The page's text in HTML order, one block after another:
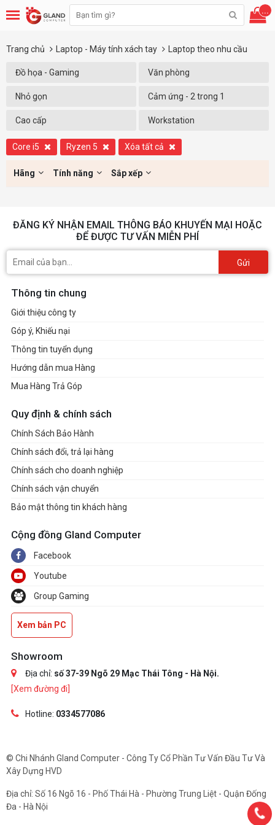
...
Trang chủ Laptop - Máy tính xách tay Laptop theo nhu cầu
Đồ họa - Gaming Văn phòng
Nhỏ gọn Cảm ứng - 2 trong 1
Cao cấp Workstation
Core i5 Ryzen 5 Xóa tất cả
Hãng Tính năng Sắp xếp
ĐĂNG KÝ NHẬN EMAIL THÔNG BÁO KHUYẾN MẠI HOẶC
ĐỂ ĐƯỢC TƯ VẤN MIỄN PHÍ
Gửi
Thông tin chung
Giới thiệu công ty
Góp ý, Khiếu nại
Thông tin tuyển dụng
Hướng dẫn mua Hàng
Mua Hàng Trả Góp
Quy định & chính sách
Chính Sách Bảo Hành
Chính sách đổi, trả lại hàng
Chính sách cho doanh nghiệp
Chính sách vận chuyển
Bảo mật thông tin khách hàng
Cộng đồng Gland Computer
Facebook
Youtube
Group Gaming
Xem bản PC
Showroom
Địa chỉ: số 37-39 Ngõ 29 Mạc Thái Tông - Hà Nội.
[Xem đường đi]
Hotline: 0334577086
© Chi Nhánh Gland Computer - Công Ty Cổ Phần Tư Vấn Đầu Tư Và
Xây Dựng HVD
Địa chỉ: Số 16 Ngõ 16 - Phố Thái Hà - Phường Trung Liệt - Quận Đống
Đa - Hà Nội